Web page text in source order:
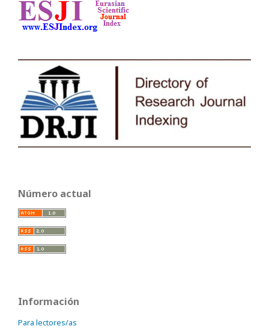
Número actual
Información
Para lectores/as